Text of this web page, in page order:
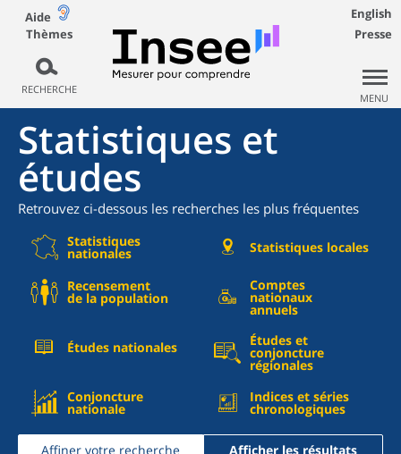
Aide
Thèmes
RECHERCHE
English
Presse
MENU
Statistiques et
études
Retrouvez ci-dessous les recherches les plus fréquentes
Statistiques
nationales Statistiques locales
Recensement
de la population
Comptes
nationaux
annuels
Études nationales Études et
conjoncture
régionales
Conjoncture
nationale
Indices et séries
chronologiques
Affiner votre recherche Afficher les résultats